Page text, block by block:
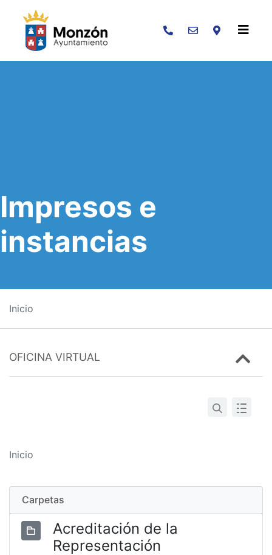
Buscar
Impresos e
instancias
Inicio
OFICINA VIRTUAL
Inicio
Carpetas
Acreditación de la
Representación